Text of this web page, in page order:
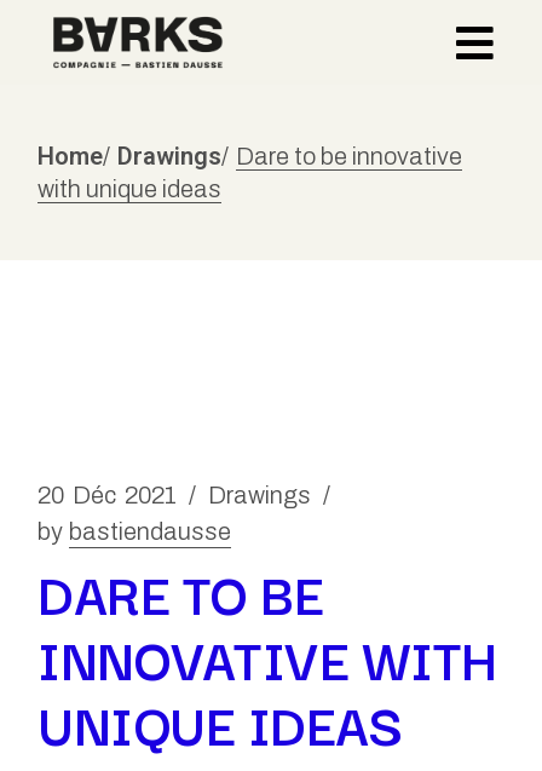
Home Drawings
Dare to be innovative
with unique ideas
20 Déc 2021
Drawings
by bastiendausse
DARE TO BE
INNOVATIVE WITH
UNIQUE IDEAS